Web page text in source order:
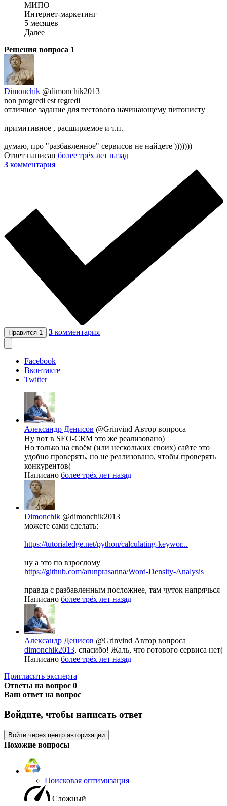
МИПО
Интернет-маркетинг
5 месяцев
Далее
Решения вопроса 1
Dimonchik @dimonchik2013
non progredi est regredi
отличное задание для тестового начинающему питонисту
примитивное , расширяемое и т.п.
думаю, про "разбавленное" сервисов не найдете )))))))
Ответ написан более трёх лет назад
3 комментария
Нравится 1 3 комментария
Facebook
Вконтакте
Twitter
Александр Денисов @Grinvind Автор вопроса
Ну вот в SEO-CRM это же реализовано)
Но только на своём (или нескольких своих) сайте это
удобно проверять, но не реализовано, чтобы проверять
конкурентов(
Написано более трёх лет назад
Dimonchik @dimonchik2013
можете сами сделать:
https://tutorialedge.net/python/calculating-keywor...
ну а это по взрослому
https://github.com/arunprasanna/Word-Density-Analysis
правда с разбавленным посложнее, там чуток напрячься
Написано более трёх лет назад
Александр Денисов @Grinvind Автор вопроса
dimonchik2013, спасибо! Жаль, что готового сервиса нет(
Написано более трёх лет назад
Пригласить эксперта
Ответы на вопрос 0
Ваш ответ на вопрос
Войдите, чтобы написать ответ
Войти через центр авторизации
Похожие вопросы
Поисковая оптимизация
Сложный